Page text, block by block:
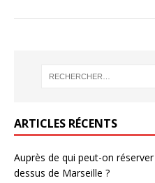
ARTICLES RÉCENTS
Auprès de qui peut-on
dessus de Marseille ?